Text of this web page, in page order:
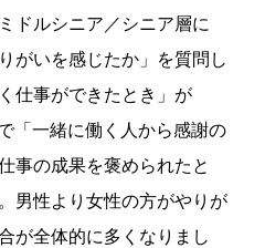
ドルシニア／シニア層に
がいを感じたか」を質問し
仕事ができたとき」が
「一緒に働く人から感謝の
事の成果を褒められたと
男性より女性の方がやりが
が全体的に多くなりまし